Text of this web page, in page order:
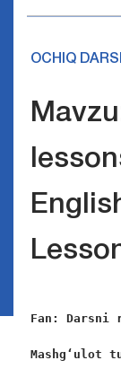
OCHIQ
Fan:
Mashg‘ulot